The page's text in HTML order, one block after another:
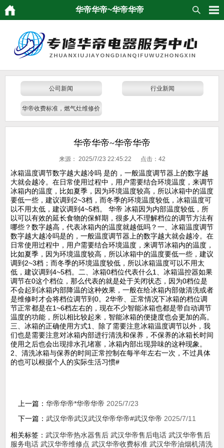
华帝华帝~华帝华帝
公司新闻 行业新闻
华帝收费标准，燃气灶维修价
华帝华帝~华帝华帝
来源： 2025/7/23 22:45:22 点击： 42
冰箱温度调节数字越大越冷吗 是的，一般温度调节器上的数字越
大就会越冷。在日常使用过程中，用户需要结合环境温度，来调节
冰箱内的温度，比如夏季，因为环境温度较高，所以冰箱中的温度
要低一些，建议调到2~3档，而冬季的环境温度较低，冰箱温度可
以不用太低，建议调到4~5档。 华帝 冰箱因为内部温度较低，所
以可以有效的延长食物的保鲜期，很多人不理解档位的调节方法有
哪些？数字越高，代表冰箱内的温度就越低吗？一、冰箱温度调节
数字越大越冷吗是的，一般温度调节器上的数字越大就会越冷。在
日常使用过程中，用户需要结合环境温度，来调节冰箱内的温度，
比如夏季，因为环境温度较高，所以冰箱中的温度要低一些，建议
调到2~3档；而冬季的环境温度较低，所以冰箱温度可以不用太
低，建议调到4~5档。二、冰箱0档位代表什么1、冰箱温控器如果
调节在0这个档位，那么代表的就是处于关闭状态，因为0档位是
不会起到冰箱内部降温的这种效果，一般在给冰箱内部做清洗或者
是维修时才会将档位调节到0。2华帝、正常情况下冰箱的档位调
节正常都是在1~6档左右的，现在不少智能冰箱也都是带自动调节
温度的功能，所以相比较起来，智能冰箱的便捷度也会更加的高。
三、冰箱的正确使用方式1、除了需要注意冰箱温度调节以外，我
们也是需要注意对冰箱内部进行清洗和保养，不保养的冰箱长时间
使用之后也会出现排水孔堵塞，冰箱内部出现异味的这种现象。
2、清洗冰箱与保养的时间正常控制在每半年左右一次，不过具体
的也可以根据个人的实际生活习惯#
上一篇： 华帝华帝*华帝华帝 2025/7/23
下一篇： 武汉华帝武汉武汉华帝华帝#武汉华帝 2025/7/11
相关标签： 武汉华帝热水器售后 武汉华帝售后电话 武汉华帝售后
服务电话 武汉华帝维修点 武汉华帝收费标准 武汉华帝油烟机清洗